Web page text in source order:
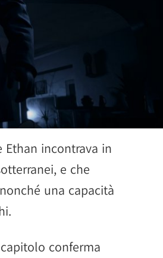
incontrava in
e che
una capacità
conferma